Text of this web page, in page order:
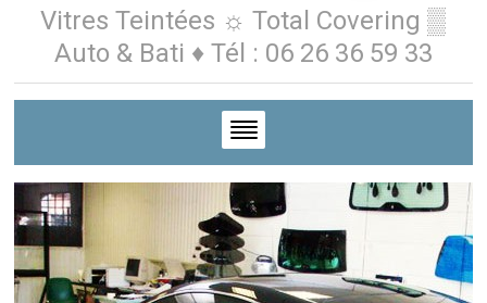
Vitres Teintées ☼ Total Covering ▒
Auto & Bati ♦ Tél : 06 26 36 59 33